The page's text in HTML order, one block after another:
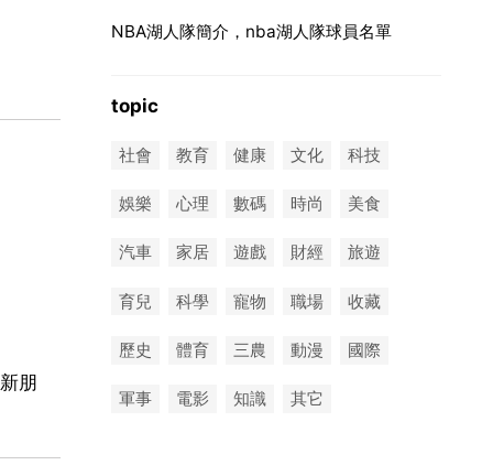
朋
NBA湖人隊簡介，nba湖人隊球員名單
topic
社會 教育 健康 文化 科技
娛樂 心理 數碼 時尚 美食
汽車 家居 遊戲 財經 旅遊
育兒 科學 寵物 職場 收藏
歷史 體育 三農 動漫 國際
軍事 電影 知識 其它